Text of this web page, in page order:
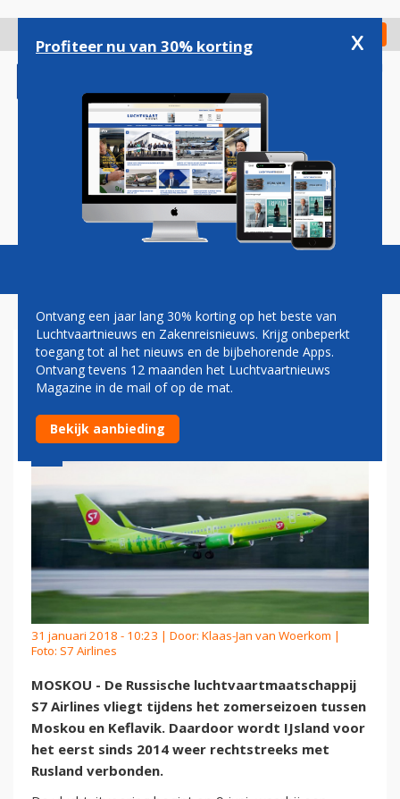
gaan
Check in
Magazine Podcasts Vacatures
S7 AIRLINES VERBINDT
IJSLAND WEER MET RUSLAND
31 januari 2018 - 10:23 | Door: Klaas-Jan van Woerkom |
Foto: S7 Airlines
MOSKOU - De Russische luchtvaartmaatschappij
S7 Airlines vliegt tijdens het zomerseizoen tussen
Moskou en Keflavik. Daardoor wordt IJsland voor
het eerst sinds 2014 weer rechtstreeks met
Rusland verbonden.
Profiteer nu van 30% korting x
Ontvang een jaar lang 30% korting op het beste van
Luchtvaartnieuws en Zakenreisnieuws. Krijg onbeperkt
toegang tot al het nieuws en de bijbehorende Apps.
Ontvang tevens 12 maanden het Luchtvaartnieuws
Magazine in de mail of op de mat.
Bekijk aanbieding